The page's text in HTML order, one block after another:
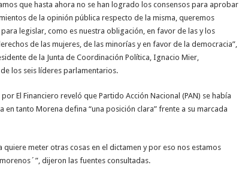
que hasta ahora no se han logrado los consensos para aprobar
de la opinión pública respecto de la misma, queremos
legislar, como es nuestra obligación, en favor de las y los
de las mujeres, de las minorías y en favor de la democracia”,
de la Junta de Coordinación Política, Ignacio Mier,
los seis líderes parlamentarios.
El Financiero reveló que Partido Acción Nacional (PAN) se había
en tanto Morena defina “una posición clara” frente a su marcada
quiere meter otras cosas en el dictamen y por eso nos estamos
dijeron las fuentes consultadas.